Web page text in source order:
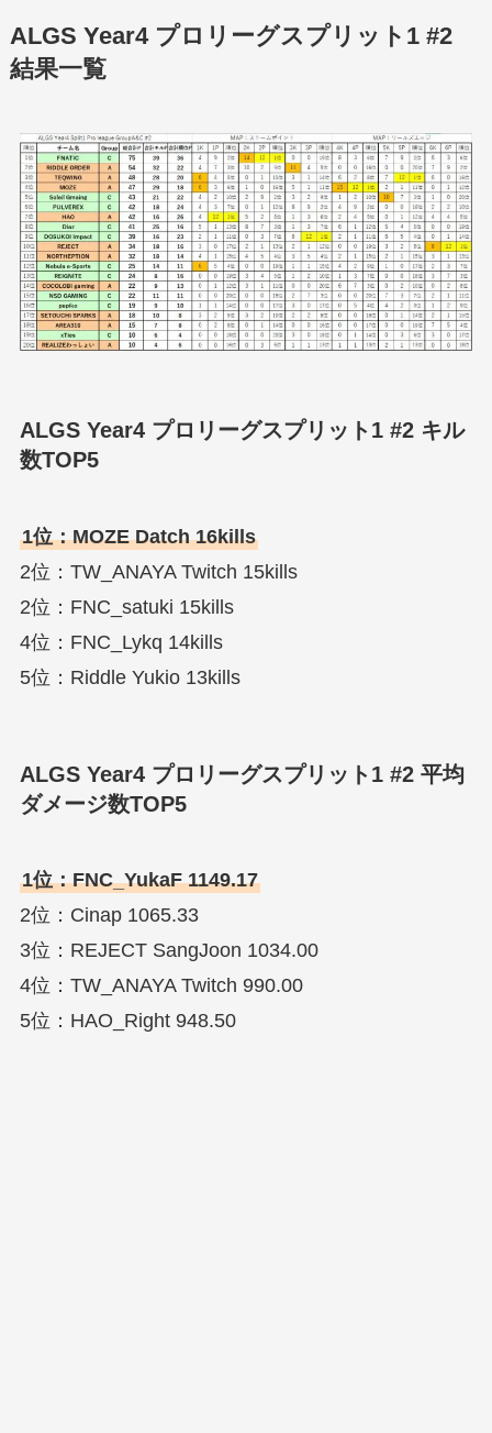
ALGS Year4 プロリーグスプリット1 #2
結果一覧
ALGS Year4 プロリーグスプリット1 #2 キル
数TOP5
1位：MOZE Datch 16kills
2位：TW_ANAYA Twitch 15kills
2位：FNC_satuki 15kills
4位：FNC_Lykq 14kills
5位：Riddle Yukio 13kills
ALGS Year4 プロリーグスプリット1 #2 平均
ダメージ数TOP5
1位：FNC_YukaF 1149.17
2位：Cinap 1065.33
3位：REJECT SangJoon 1034.00
4位：TW_ANAYA Twitch 990.00
5位：HAO_Right 948.50